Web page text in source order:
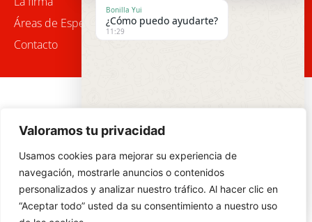
Valoramos tu privacidad
Usamos cookies para mejorar su experiencia de
navegación, mostrarle anuncios o contenidos
personalizados y analizar nuestro tráfico. Al hacer clic en
“Aceptar todo” usted da su consentimiento a nuestro uso
Áreas de Especialidad
Contacto
622 477 664
info@bonillayui.es
Bonilla Yui
¿Cómo puedo ayudarte?
11:29
"+chaty_settings.lang.emoji_picker+"
WhatsApp Message